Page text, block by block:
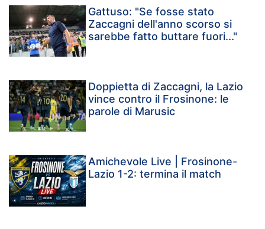
Gattuso: "Se fosse stato
Zaccagni dell'anno scorso si
sarebbe fatto buttare fuori..."
Doppietta di Zaccagni, la Lazio
vince contro il Frosinone: le
parole di Marusic
Amichevole Live | Frosinone-
Lazio 1-2: termina il match